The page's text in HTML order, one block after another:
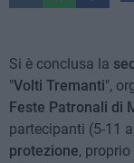
Si è conclusa la
"Volti Tremanti",
Feste Patronali di
partecipanti (5-11
protezione,